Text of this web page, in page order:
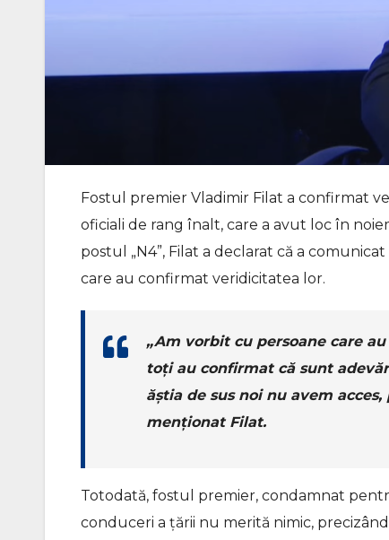
Fostul premier Vladimir Filat a confirmat
oficiali de rang înalt, care a avut loc în
postul „N4”, Filat a declarat că a
care au confirmat veridicitatea lor.
„Am vorbit cu persoane care
toți au confirmat că sunt
ăștia de sus noi nu avem
menționat Filat.
Totodată, fostul premier, condamnat
conduceri a țării nu merită nimic,